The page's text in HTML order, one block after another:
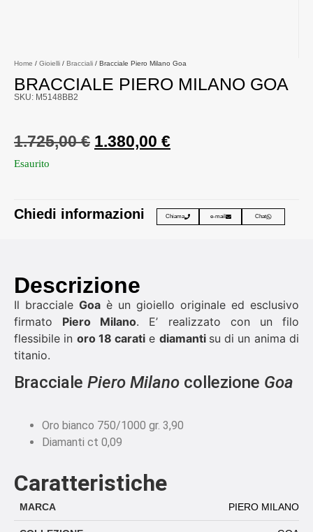
Home / Gioielli / Bracciali / Bracciale Piero Milano Goa
BRACCIALE PIERO MILANO GOA
SKU: M5148BB2
1.725,00€ 1.380,00 €
Esaurito
Chiedi informazioni Chiama e-mail Chat
Descrizione
Il bracciale Goa è un gioiello originale ed esclusivo
firmato Piero Milano. E’ realizzato con un filo
flessibile in oro 18 carati e diamanti su di un anima di
titanio.
Bracciale Piero Milano collezione Goa
Oro bianco 750/1000 gr. 3,90
Diamanti ct 0,09
Caratteristiche
MARCA PIERO MILANO